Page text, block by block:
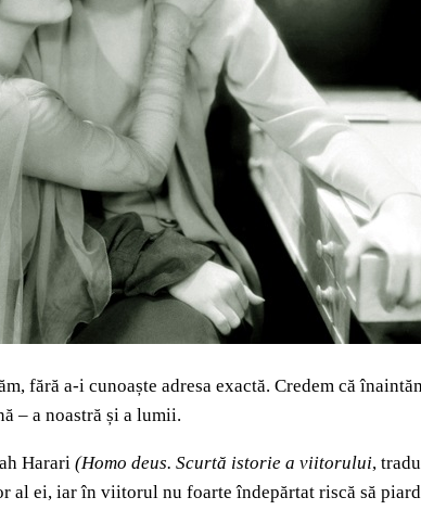
fără a-i cunoaște adresa exactă. Credem că
– a noastră și a lumii.
Harari (Homo deus. Scurtă istorie a viitorului,
al ei, iar în viitorul nu foarte îndepărtat riscă să